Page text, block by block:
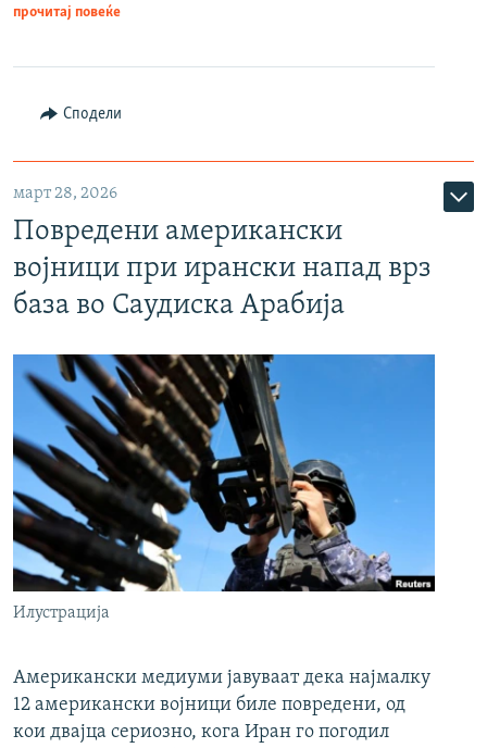
прочитај повеќе
Сподели
март 28, 2026
Повредени американски
војници при ирански напад врз
база во Саудиска Арабија
Илустрација
Американски медиуми јавуваат дека најмалку
12 американски војници биле повредени, од
кои двајца сериозно, кога Иран го погодил